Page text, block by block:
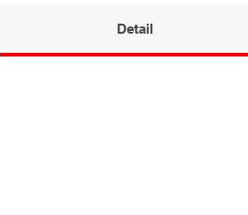
Detail